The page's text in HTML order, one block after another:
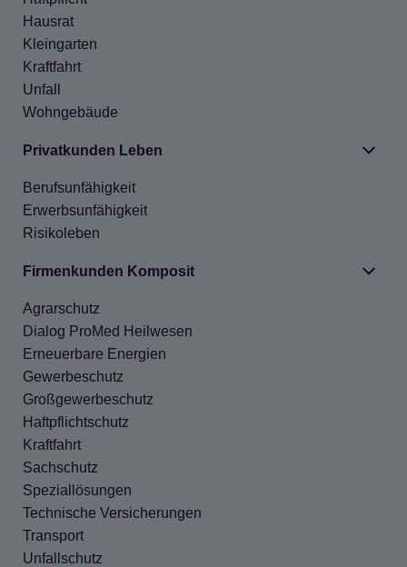
Haus­rat
Klein­gar­ten
Kraft­fahrt
Unfall
Wohn­ge­bäude
Pri­vat­kun­den Leben
Berufs­un­fä­hig­keit
Erwerbs­un­fä­hig­keit
Risi­ko­le­ben
Fir­men­kun­den Kom­po­sit
Agrar­schutz
Dia­log Pro­Med Heil­we­sen
Erneu­er­bare Ener­gien
Gewer­be­schutz
Groß­ge­wer­be­schutz
Haft­pflicht­schutz
Kraft­fahrt
Sach­schutz
Spe­zi­al­lö­sun­gen
Tech­ni­sche Ver­si­che­run­gen
Trans­port
Unfall­schutz